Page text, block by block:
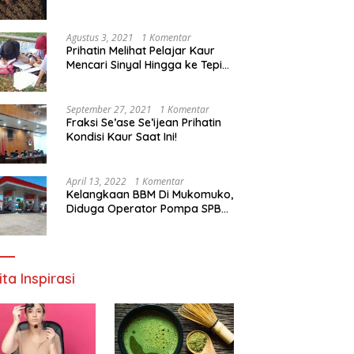
Agustus 3, 2021 1 Komentar
Prihatin Melihat Pelajar Kaur
Mencari Sinyal Hingga ke Tepi
Segera Bertindak
September 27, 2021 1 Komentar
Fraksi Se’ase Se’ijean Prihatin
Kondisi Kaur Saat Ini!
April 13, 2022 1 Komentar
Kelangkaan BBM Di Mukomuko,
Diduga Operator Pompa SPBU
Inspirasi